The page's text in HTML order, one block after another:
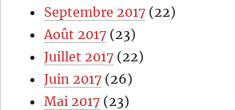
Septembre 2017 (22)
Août 2017 (23)
Juillet 2017 (22)
Juin 2017 (26)
Mai 2017 (23)